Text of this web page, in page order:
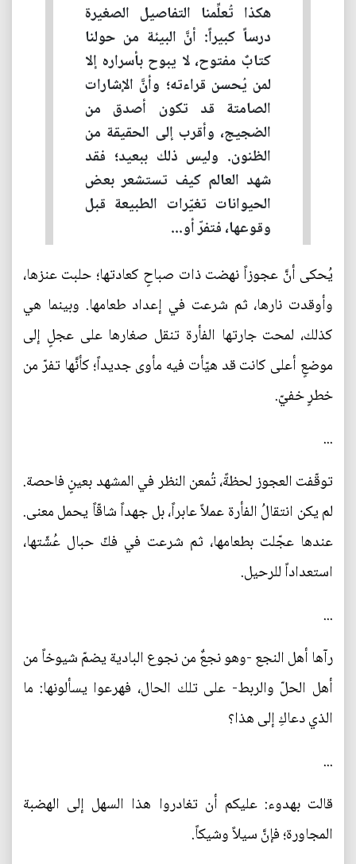
هكذا تُعلِّمنا التفاصيل الصغيرة
درساً كبيراً: أنَّ البيئة من حولنا
كتابٌ مفتوح، لا يبوح بأسراره إلا
لمن يُحسن قراءته؛ وأنَّ الإشارات
الصامتة قد تكون أصدق من
الضجيج، وأقرب إلى الحقيقة من
الظنون. وليس ذلك ببعيد؛ فقد
شهد العالم كيف تستشعر بعض
الحيوانات تغيّرات الطبيعة قبل
وقوعها، فتفرّ أو...
يُحكى أنَّ عجوزاً نهضت ذات صباحٍ كعادتها؛ حلبت عنزها،
وأوقدت نارها، ثم شرعت في إعداد طعامها. وبينما هي
كذلك، لمحت جارتها الفأرة تنقل صغارها على عجلٍ إلى
موضعٍ أعلى كانت قد هيّأت فيه مأوى جديداً؛ كأنَّها تفرّ من
خطرٍ خفيّ.
...
توقّفت العجوز لحظةً، تُمعن النظر في المشهد بعينٍ فاحصة.
لم يكن انتقالُ الفأرة عملاً عابراً، بل جهداً شاقّاً يحمل معنى.
عندها عجّلت بطعامها، ثم شرعت في فكّ حبال عُشّتها،
استعداداً للرحيل.
...
رآها أهل النجع -وهو نجعٌ من نجوع البادية يضمّ شيوخاً من
أهل الحلّ والربط- على تلك الحال، فهرعوا يسألونها: ما
الذي دعاكِ إلى هذا؟
...
قالت بهدوء: عليكم أن تغادروا هذا السهل إلى الهضبة
المجاورة؛ فإنَّ سيلاً وشيكاً.